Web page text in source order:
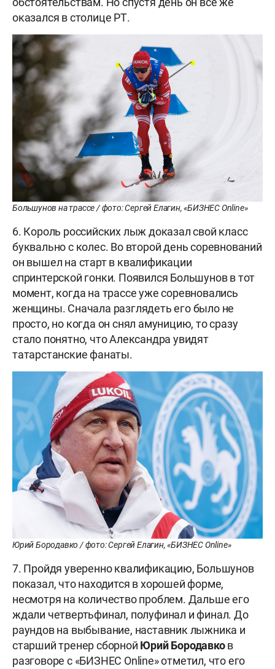
оказался в столице РТ.
Большунов на трассе / фото: Сергей Елагин, «БИЗНЕС Online»
6. Король российских лыж доказал свой класс
буквально с колес. Во второй день соревнований
он вышел на старт в квалификации
спринтерской гонки. Появился Большунов в тот
момент, когда на трассе уже соревновались
женщины. Сначала разглядеть его было не
просто, но когда он снял амуницию, то сразу
стало понятно, что Александра увидят
татарстанские фанаты.
Юрий Бородавко / фото: Сергей Елагин, «БИЗНЕС Online»
7. Пройдя уверенно квалификацию, Большунов
показал, что находится в хорошей форме,
несмотря на количество проблем. Дальше его
ждали четвертьфинал, полуфинал и финал. До
раундов на выбывание, наставник лыжника и
старший тренер сборной Юрий Бородавков
разговоре с «БИЗНЕС Online» отметил, что его